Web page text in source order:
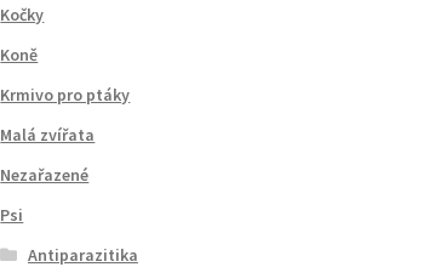
Kočky
Koně
Krmivo pro ptáky
Malá zvířata
Nezařazené
Psi
Antiparazitika